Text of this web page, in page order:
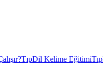
TıpDil Kelime Eğitimi